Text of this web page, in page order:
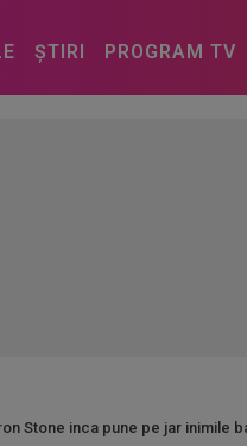
ȘTIRI PROGRAM TV
Stone inca pune pe jar